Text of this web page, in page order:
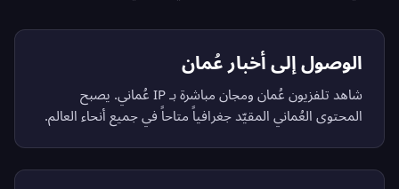
الوصول إلى أخبار عُمان
شاهد تلفزيون عُمان ومجان مباشرة بـ IP عُماني. يصبح
المحتوى العُماني المقيّد جغرافياً متاحاً في جميع أنحاء العالم.